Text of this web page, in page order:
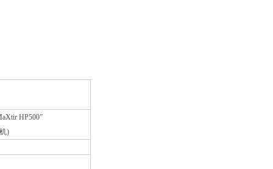
HP500”
)